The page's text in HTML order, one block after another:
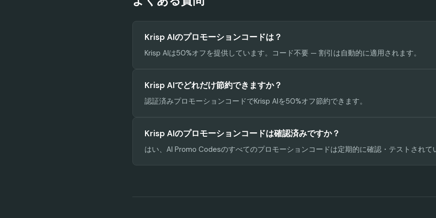
Krisp AIのプロモーションコードは？
Krisp AIは50%オフを提供しています。コード不要 — 割引は自動的に適用されます。
Krisp AIでどれだけ節約できますか？
認証済みプロモーションコードでKrisp AIを50%オフ節約できます。
Krisp AIのプロモーションコードは確認済みですか？
はい、AI Promo Codesのすべてのプロモーションコードは定期的に確認・テストされて